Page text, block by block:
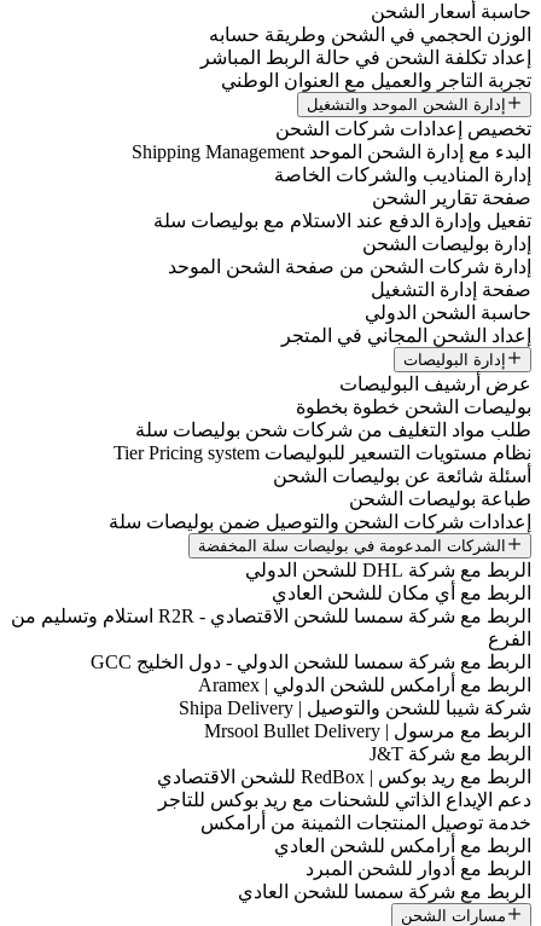
حاسبة أسعار الشحن
الوزن الحجمي في الشحن وطريقة حسابه
إعداد تكلفة الشحن في حالة الربط المباشر
تجربة التاجر والعميل مع العنوان الوطني
إدارة الشحن الموحد والتشغيل
تخصيص إعدادات شركات الشحن
البدء مع إدارة الشحن الموحد Shipping Management
إدارة المناديب والشركات الخاصة
صفحة تقارير الشحن
تفعيل وإدارة الدفع عند الاستلام مع بوليصات سلة
إدارة بوليصات الشحن
إدارة شركات الشحن من صفحة الشحن الموحد
صفحة إدارة التشغيل
حاسبة الشحن الدولي
إعداد الشحن المجاني في المتجر
إدارة البوليصات
عرض أرشيف البوليصات
بوليصات الشحن خطوة بخطوة
طلب مواد التغليف من شركات شحن بوليصات سلة
نظام مستويات التسعير للبوليصات Tier Pricing system
أسئلة شائعة عن بوليصات الشحن
طباعة بوليصات الشحن
إعدادات شركات الشحن والتوصيل ضمن بوليصات سلة
الشركات المدعومة في بوليصات سلة المخفضة
الربط مع شركة DHL للشحن الدولي
الربط مع أي مكان للشحن العادي
الربط مع شركة سمسا للشحن الاقتصادي - R2R استلام وتسليم من
الفرع
الربط مع شركة سمسا للشحن الدولي - دول الخليج GCC
الربط مع أرامكس للشحن الدولي | Aramex
شركة شيبا للشحن والتوصيل | Shipa Delivery
الربط مع مرسول | Mrsool Bullet Delivery
الربط مع شركة J&T
الربط مع ريد بوكس | RedBox للشحن الاقتصادي
دعم الإيداع الذاتي للشحنات مع ريد بوكس للتاجر
خدمة توصيل المنتجات الثمينة من أرامكس
الربط مع أرامكس للشحن العادي
الربط مع أدوار للشحن المبرد
الربط مع شركة سمسا للشحن العادي
مسارات الشحن